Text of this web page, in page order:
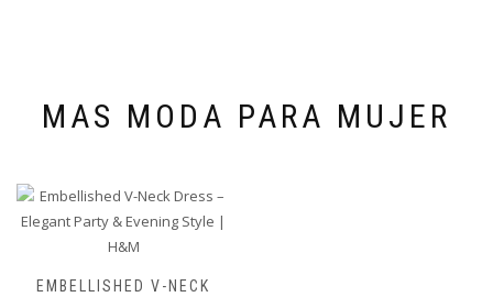
MAS MODA PARA MUJER
EMBELLISHED V-NECK